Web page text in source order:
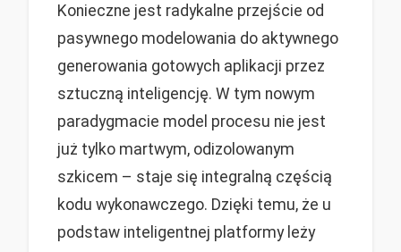
Konieczne jest radykalne przejście od
pasywnego modelowania do aktywnego
generowania gotowych aplikacji przez
sztuczną inteligencję. W tym nowym
paradygmacie model procesu nie jest
już tylko martwym, odizolowanym
szkicem – staje się integralną częścią
kodu wykonawczego. Dzięki temu, że u
podstaw inteligentnej platformy leży